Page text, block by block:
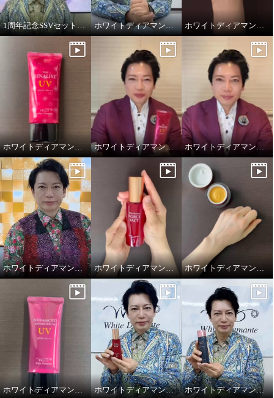
ホワイトディアマンテ 紫外線か
ら肌を守りながら 潤いツヤの日
中美容ケア ザ ファイナリスト
ＵＶ ＜７５ｇサイズ＞ ３本セッ
ト
1周年記念SSVセット！ホワイトディアマンテ オールインワンファンデ ホワイトディアマンテ フローズンワールドクリーム
ホワイトディアマンテ ザ ファイナリストUV ホワイトディアマンテ ザ ファイナリストUV ホワイトディアマンテ ハピエンスリップラグゼUVⅡ
ホワイトディアマンテ 大創業祭2025特別セット ホワイトディアマンテ 薬用ホワイト＆ リンクルセラムⅡ “フォースファクトセラムⅡ” ホワイトディアマンテ 薬用ホワイト＆ リンクルクリームⅡ “フォースファクトⅡ”
ホワイトディアマンテ アドバンスドリペアセラムUV ホワイトディアマンテ 薬用ホワイト＆ リンクルセラムⅡ “フォースファクトセラムⅡ” ホワイトディアマンテ ローションディーテ リュクス